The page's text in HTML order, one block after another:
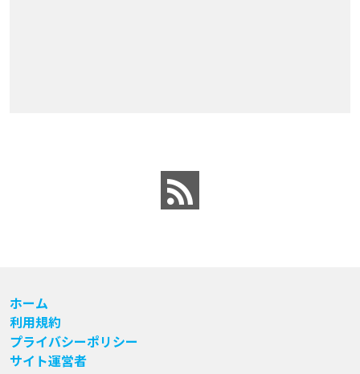
ホーム
利用規約
プライバシーポリシー
サイト運営者